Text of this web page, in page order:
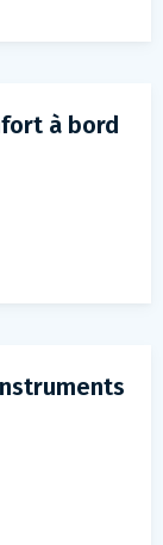
à bord